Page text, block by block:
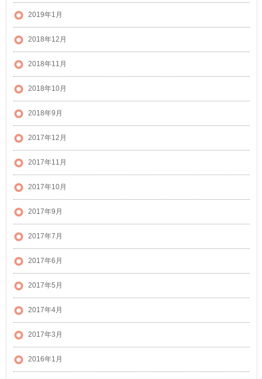
2019年1月
2018年12月
2018年11月
2018年10月
2018年9月
2017年12月
2017年11月
2017年10月
2017年9月
2017年7月
2017年6月
2017年5月
2017年4月
2017年3月
2016年1月